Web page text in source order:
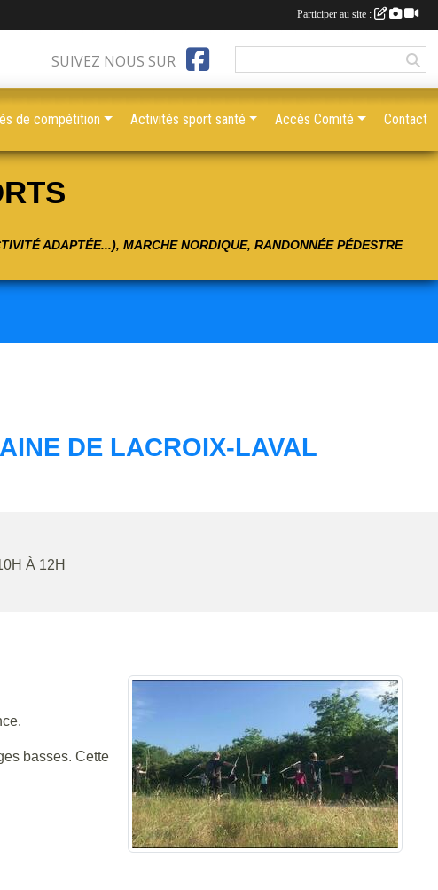
ADAPTÉE...), MARCHE NORDIQUE, RANDONNÉE PÉDESTRE
DE LACROIX-LAVAL
À 12H
basses. Cette
SUIVEZ NOUS SUR
de compétition Activités sport santé Accès Comité Contact
Participer au site :